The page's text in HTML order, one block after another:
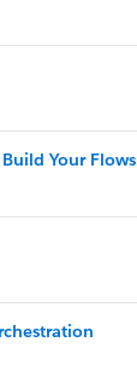
Your Flows